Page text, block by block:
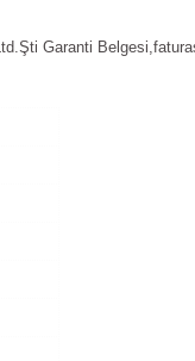
Garanti